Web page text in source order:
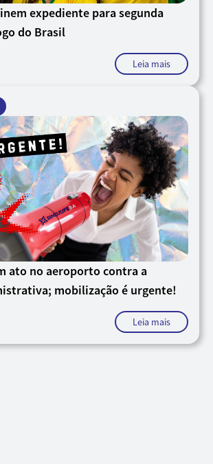
expediente para segunda
do Brasil
Leia mais
ato no aeroporto contra a
mobilização é urgente!
Leia mais